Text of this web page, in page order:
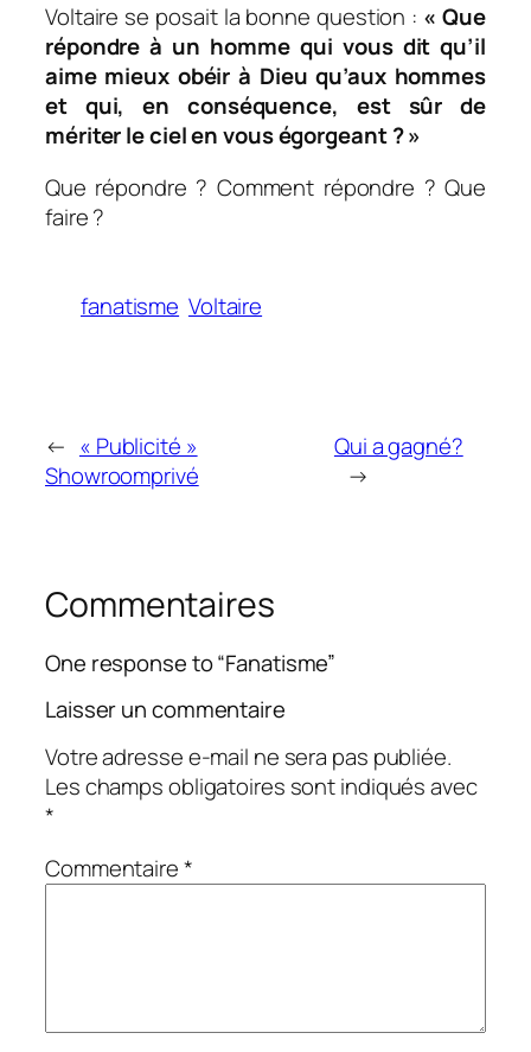
Voltaire se posait la bonne question : «Que
répondre à un homme qui vous dit qu’il
aime mieux obéir à Dieu qu’aux hommes
et qui, en conséquence, est sûr de
mériter le ciel en vous égorgeant ?»
Que répondre ? Comment répondre ? Que
faire ?
fanatisme Voltaire
← « Publicité »
Showroomprivé
Qui a gagné?
→
Commentaires
One response to “Fanatisme”
Laisser un commentaire
Votre adresse e-mail ne sera pas publiée.
Les champs obligatoires sont indiqués avec
*
Commentaire*